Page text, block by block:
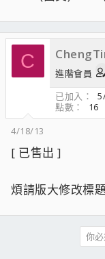
C
進階會員
已加入
點數
16
4/18/13
[ 已售出 ]
煩請版大修改標
你